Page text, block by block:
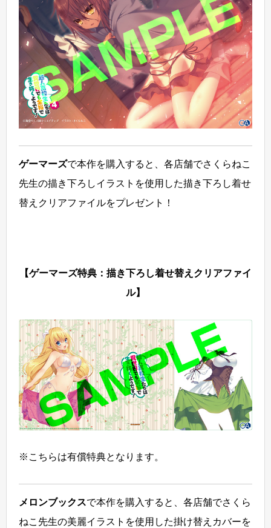
ゲーマーズで本作を購入すると、各店舗でさくらねこ
先生の描き下ろしイラストを使用した描き下ろし着せ
替えクリアファイルをプレゼント！
【ゲーマーズ特典：描き下ろし着せ替えクリアファイ
ル】
※こちらは有償特典となります。
メロンブックスで本作を購入すると、各店舗でさくら
ねこ先生の美麗イラストを使用した掛け替えカバーを